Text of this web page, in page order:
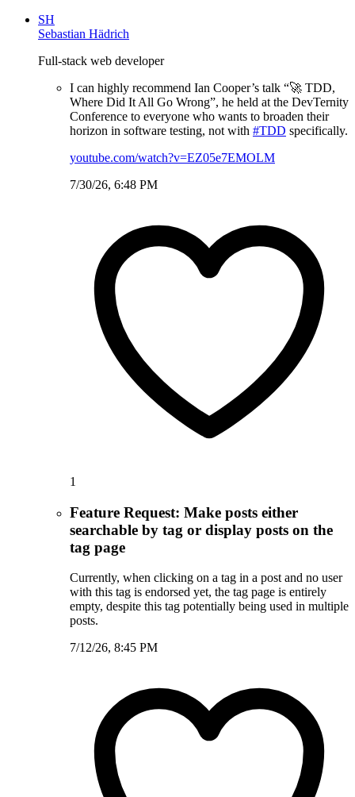
SH
Sebastian Hädrich
Full-stack web developer
I can highly recommend Ian Cooper’s talk “🚀 TDD,
Where Did It All Go Wrong”, he held at the DevTernity
Conference to everyone who wants to broaden their
horizon in software testing, not with #TDD specifically.
youtube.com/watch?v=EZ05e7EMOLM
7/30/26, 6:48 PM
1
Feature Request: Make posts either
searchable by tag or display posts on the
tag page
Currently, when clicking on a tag in a post and no user
with this tag is endorsed yet, the tag page is entirely
empty, despite this tag potentially being used in multiple
posts.
7/12/26, 8:45 PM